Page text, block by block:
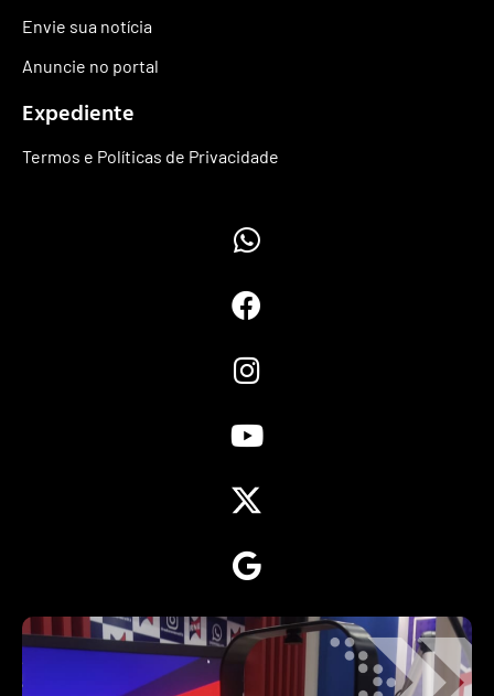
Envie sua notícia
Anuncie no portal
Expediente
Termos e Políticas de Privacidade